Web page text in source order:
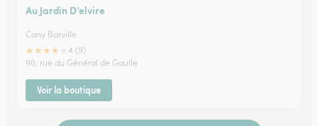
Au Jardin D’elvire
Cany Barville
★★★★
4 (9)
90, rue du Général de Gaulle
Voir la boutique